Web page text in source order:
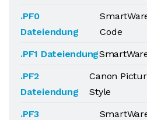
.PF0
Dateiendung
Code
.PF1 Dateiendung
.PF2
Dateiendung
Canon
Style
.PF3